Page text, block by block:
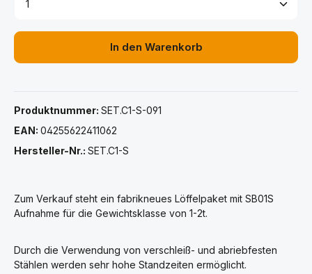
In den Warenkorb
Produktnummer: SET.C1-S-091
EAN: 04255622411062
Hersteller-Nr.: SET.C1-S
Zum Verkauf steht ein fabrikneues Löffelpaket mit SB01S
Aufnahme für die Gewichtsklasse von 1-2t.
Durch die Verwendung von verschleiß- und abriebfesten
Stählen werden sehr hohe Standzeiten ermöglicht.